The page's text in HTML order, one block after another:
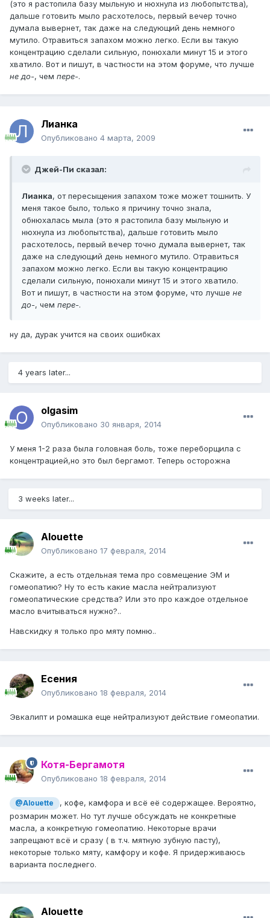
(это я растопила базу мыльную и нюхнула из любопытства),
дальше готовить мыло расхотелось, первый вечер точно
думала вывернет, так даже на следующий день немного
мутило. Отравиться запахом можно легко. Если вы такую
концентрацию сделали сильную, понюхали минут 15 и этого
хватило. Вот и пишут, в частности на этом форуме, что лучше
не до-, чем пере-.
Лианка
Опубликовано 4 марта, 2009
Джей-Пи сказал:
Лианка, от пересыщения запахом тоже может тошнить. У
меня такое было, только я причину точно знала,
обнюхалась мыла (это я растопила базу мыльную и
нюхнула из любопытства), дальше готовить мыло
расхотелось, первый вечер точно думала вывернет, так
даже на следующий день немного мутило. Отравиться
запахом можно легко. Если вы такую концентрацию
сделали сильную, понюхали минут 15 и этого хватило.
Вот и пишут, в частности на этом форуме, что лучше не
до-, чем пере-.
ну да, дурак учится на своих ошибках
4 years later...
olgasim
Опубликовано 30 января, 2014
У меня 1-2 раза была головная боль, тоже переборщила с
концентрацией,но это был бергамот. Теперь осторожна
3 weeks later...
Alouette
Опубликовано 17 февраля, 2014
Скажите, а есть отдельная тема про совмещение ЭМ и
гомеопатию? Ну то есть какие масла нейтрализуют
гомеопатические средства? Или это про каждое отдельное
масло вчитываться нужно?..
Навскидку я только про мяту помню..
Есения
Опубликовано 18 февраля, 2014
Эвкалипт и ромашка еще нейтрализуют действие гомеопатии.
Котя-Бергамотя
Опубликовано 18 февраля, 2014
@Alouette
, кофе, камфора и всё её содержащее. Вероятно,
розмарин может. Но тут лучше обсуждать не конкретные
масла, а конкретную гомеопатию. Некоторые врачи
запрещают всё и сразу ( в т.ч. мятную зубную пасту),
некоторые только мяту, камфору и кофе. Я придерживаюсь
варианта последнего.
Alouette